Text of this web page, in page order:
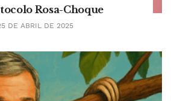
Rosa-Choque
DE ABRIL DE 2025